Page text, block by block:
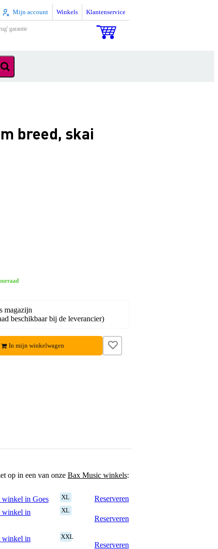
Mijn account Winkels Klantenservice
garantie
breed, skai
magazijn
beschikbaar bij de leverancier)
In mijn winkelwagen
op in een van onze Bax Music winkels:
in Goes XL
Reserveren
winkel in
XL
Reserveren
winkel in
XXL
Reserveren